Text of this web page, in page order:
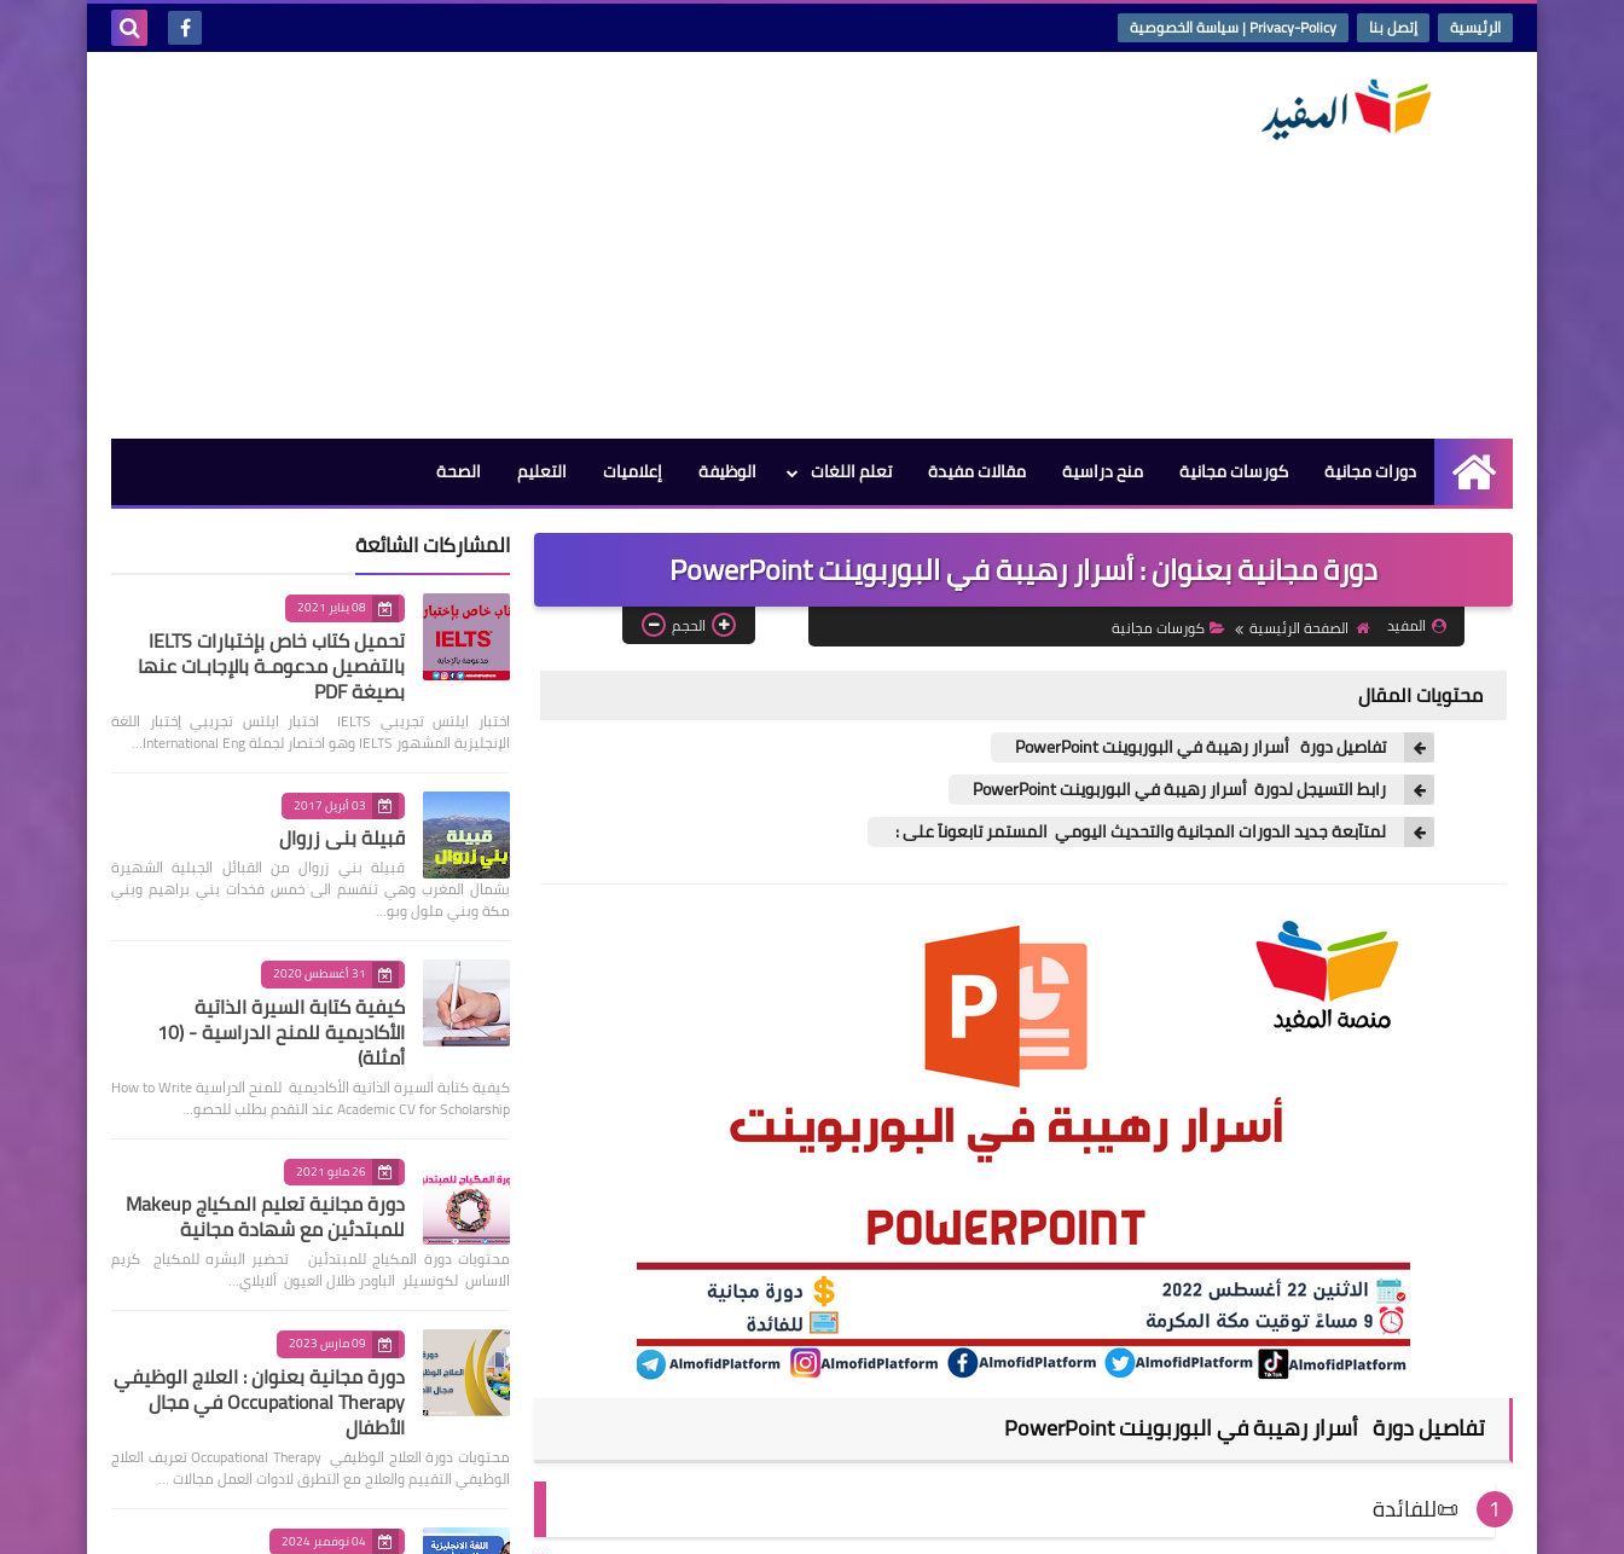
الرئيسية إتصل بنا Privacy-Policy | سياسة الخصوصية
الرئيسية
دورات مجانية كورسات مجانية منح دراسية مقالات مفيدة تعلم اللغات الوظيفة إعلاميات التعليم الصحة
دورة مجانية بعنوان : أسرار رهيبة في البوربوينت PowerPoint
المفيد الصفحة الرئيسية كورسات مجانية الحجم
محتويات المقال
تفاصيل دورة أسرار رهيبة في البوربوينت PowerPoint
رابط التسيجل لدورة أسرار رهيبة في البوربوينت PowerPoint
لمتآبعة جديد الدورات المجانية والتحديث اليومي المستمر تابعونآ على :
تفاصيلدورة أسرار رهيبة في البوربوينت PowerPoint
📜للفائدة
المشاركات الشائعة
08 يناير 2021
تحميل كتاب خاص بإختبارات IELTS
بالتفصيل مدعومـة بالإجابـات عنها
بصيغة PDF
اختبار ايلتس تجريبي IELTS اختبار ايلتس تجريبي إختبار اللغة
الإنجليزية المشهور IELTS وهو اختصار لجملة International Eng…
03 أبريل 2017
قبيلة بني زروال
قبيلة بني زروال من القبائل الجبلية الشهيرة
بشمال المغرب وهي تنقسم الى خمس فخدات بني براهيم وبني
مكة وبني ملول وبو…
31 أغسطس 2020
كيفية كتابة السيرة الذاتية
الأكاديمية للمنح الدراسية - (10
أمثلة)
كيفية كتابة السيرة الذاتية الأكاديمية للمنح الدراسية How to Write
Academic CV for Scholarship عند التقدم بطلب للحصو…
26 مايو 2021
دورة مجانية تعليم المكياج Makeup
للمبتدئين مع شهادة مجانية
محتويات دورة المكياج للمبتدئين تحضير البشره للمكياج كريم
الاساس لكونسيلر الباودر ظلال العيون ألايلاي…
09 مارس 2023
دورة مجانية بعنوان : العلاج الوظيفي
Occupational Therapy في مجال
الأطفال
محتويات دورة العلاج الوظيفي Occupational Therapy تعريف العلاج
الوظيفي التقييم والعلاج مع التطرق لادوات العمل مجالات …
04 نوفمبر 2024